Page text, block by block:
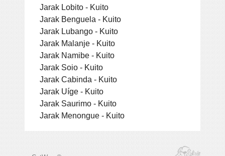
Jarak Lobito - Kuito
Jarak Benguela - Kuito
Jarak Lubango - Kuito
Jarak Malanje - Kuito
Jarak Namibe - Kuito
Jarak Soio - Kuito
Jarak Cabinda - Kuito
Jarak Uíge - Kuito
Jarak Saurimo - Kuito
Jarak Menongue - Kuito